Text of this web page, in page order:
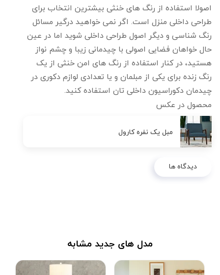
اصولا استفاده از رنگ های خنثی بیشترین انتخاب برای
طراحی داخلی منزل است. اگر نمی خواهید درگیر مسائل
رنگ شناسی و دیگر اصول طراحی داخلی شوید اما در عین
حال خواهان فضایی اصولی با چیدمانی زیبا و چشم نواز
هستید، در کنار استفاده از رنگ های امن خنثی از یک
رنگ زنده برای یکی از مبلمان و یا تعدادی لوازم دکوری در
چیدمان دکوراسیون داخلی تان استفاده کنید.
محصول در عکس
مبل یک نفره کارول
دیدگاه ها
مدل های جدید مشابه